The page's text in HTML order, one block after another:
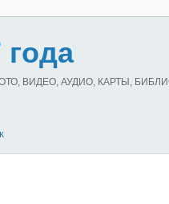
ВИДЕО, АУДИО, КАРТЫ,